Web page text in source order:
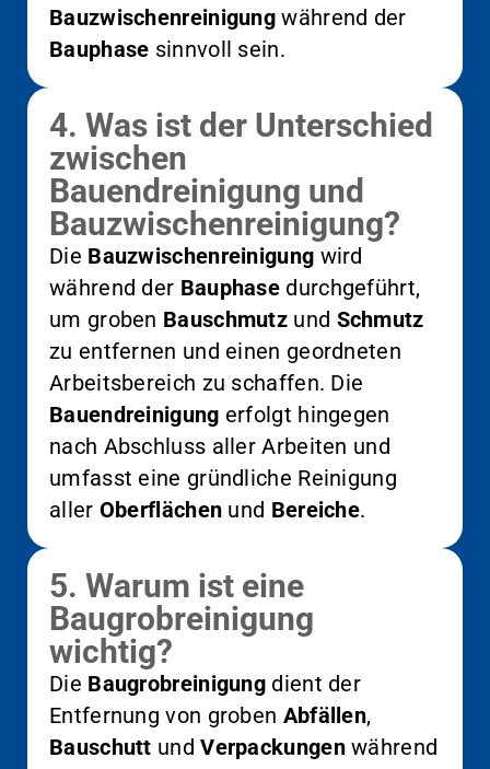
Bauzwischenreinigung während der
Bauphase sinnvoll sein.
4. Was ist der Unterschied
zwischen
Bauendreinigung und
Bauzwischenreinigung?
Die Bauzwischenreinigung wird
während der Bauphase durchgeführt,
um groben Bauschmutz und Schmutz
zu entfernen und einen geordneten
Arbeitsbereich zu schaffen. Die
Bauendreinigung erfolgt hingegen
nach Abschluss aller Arbeiten und
umfasst eine gründliche Reinigung
aller Oberflächen und Bereiche.
5. Warum ist eine
Baugrobreinigung
wichtig?
Die Baugrobreinigung dient der
Entfernung von groben Abfällen,
Bauschutt undVerpackungenwährend